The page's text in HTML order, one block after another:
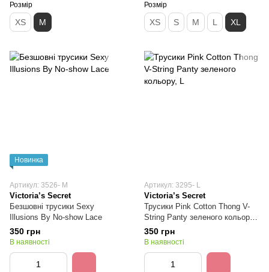
Розмір
XS M
Розмір
XS S M L XL
Новинка
Артикул: 3526- M
Victoria’s Secret
Безшовні трусики Sexy
Illusions By No-show Lace
350 грн
В наявності
Артикул: 3295- L
Victoria’s Secret
Трусики Pink Cotton Thong V-
String Panty зеленого кольору,
L
350 грн
В наявності